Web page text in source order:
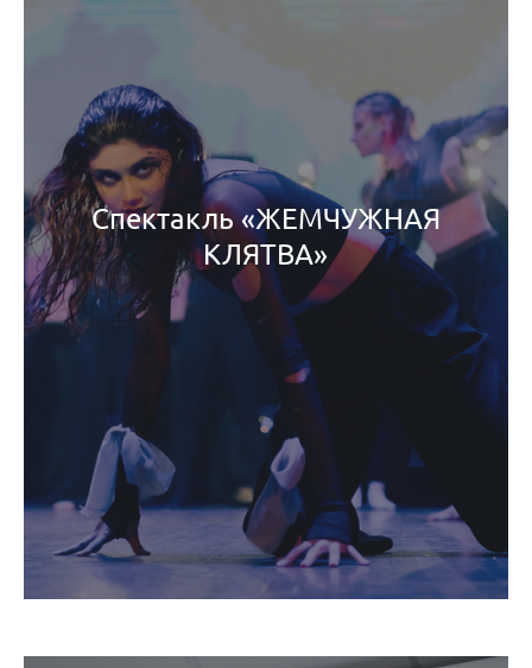
Спектакль «ЖЕМЧУЖНАЯ
КЛЯТВА»